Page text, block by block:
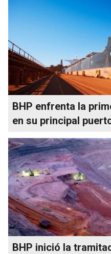
BHP enfrenta la
en su principal
BHP inició la